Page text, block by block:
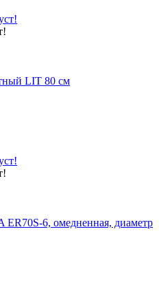
LIT 80 см
ER70S-6, омедненная, диаметр